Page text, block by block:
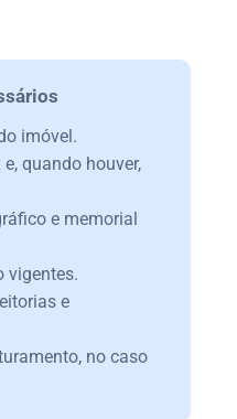
imóvel.
e, quando houver,
e memorial
vigentes.
e
no caso